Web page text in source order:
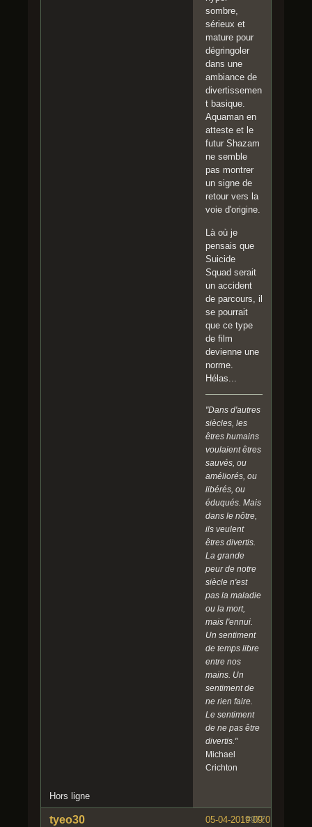
sombre,
sérieux et
mature pour
dégringoler
dans une
ambiance de
divertissemen
t basique.
Aquaman en
atteste et le
futur Shazam
ne semble
pas montrer
un signe de
retour vers la
voie d'origine.
Là où je
pensais que
Suicide
Squad serait
un accident
de parcours, il
se pourrait
que ce type
de film
devienne une
norme.
Hélas...
"Dans d'autres
siècles, les
êtres humains
voulaient êtres
sauvés, ou
améliorés, ou
libérés, ou
éduqués. Mais
dans le nôtre,
ils veulent
êtres divertis.
La grande
peur de notre
siècle n'est
pas la maladie
ou la mort,
mais l'ennui.
Un sentiment
de temps libre
entre nos
mains. Un
sentiment de
ne rien faire.
Le sentiment
de ne pas être
divertis."
Michael
Crichton
Hors ligne
#977
05-04-2019 09:01:44
tyeo30